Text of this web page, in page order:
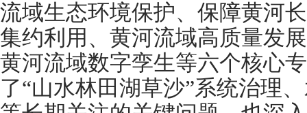
流域生态环境保护、保障黄河
集约利用、黄河流域高质量发
黄河流域数字孪生等六个核心
了“山水林田湖草沙”系统治理